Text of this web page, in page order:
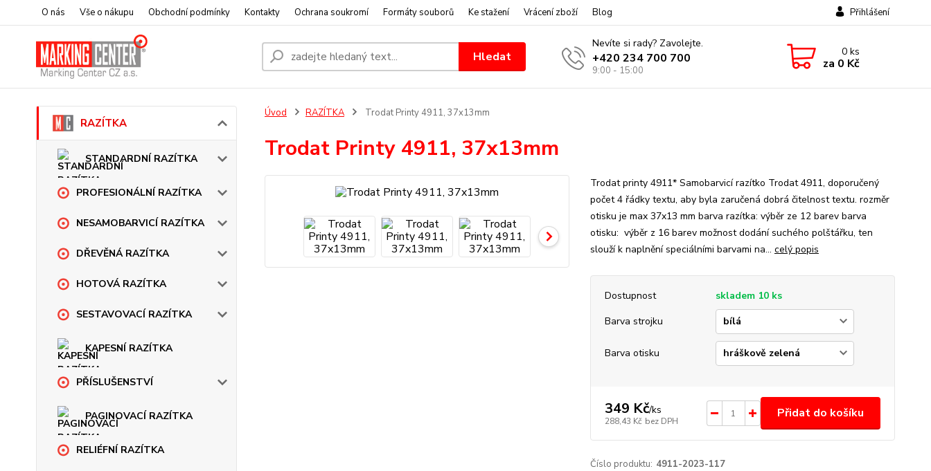
O nás Vše o nákupu Obchodní podmínky Kontakty Ochrana soukromí Formáty souborů Ke stažení Vrácení zboží Blog Přihlášení
Hledat
Nevíte si rady? Zavolejte.
+420 234 700 700
9:00 - 15:00
0ks
za 0 Kč
RAZÍTKA
STANDARDNÍ RAZÍTKA
PROFESIONÁLNÍ RAZÍTKA
NESAMOBARVICÍ RAZÍTKA
DŘEVĚNÁ RAZÍTKA
HOTOVÁ RAZÍTKA
SESTAVOVACÍ RAZÍTKA
KAPESNÍ RAZÍTKA
PŘÍSLUŠENSTVÍ
PAGINOVACÍ RAZÍTKA
RELIÉFNÍ RAZÍTKA
Úvod RAZÍTKA Trodat Printy 4911, 37x13mm
Trodat Printy 4911, 37x13mm
Trodat printy 4911* Samobarvicí razítko Trodat 4911, doporučený
počet 4 řádky textu, aby byla zaručená dobrá čitelnost textu. rozměr
otisku je max 37x13 mm barva razítka: výběr ze 12 barev barva
otisku: výběr z 16 barev možnost dodání suchého polštářku, ten
slouží k naplnění speciálními barvami na... celý popis
Dostupnost
skladem 10 ks
Barva strojku
Barva otisku
349 Kč/ks
288,43 Kč bez DPH
Přidat do košíku
Číslo produktu: 4911-2023-117